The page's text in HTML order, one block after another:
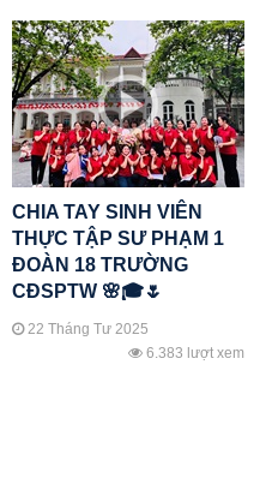
CHIA TAY SINH VIÊN
THỰC TẬP SƯ PHẠM 1
ĐOÀN 18 TRƯỜNG
CĐSPTW 🌸🎓🌷
22 Tháng Tư 2025
6.383 lượt xem